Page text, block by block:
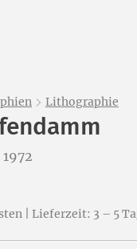
Lithographie
1972
| Lieferzeit: 3 – 5